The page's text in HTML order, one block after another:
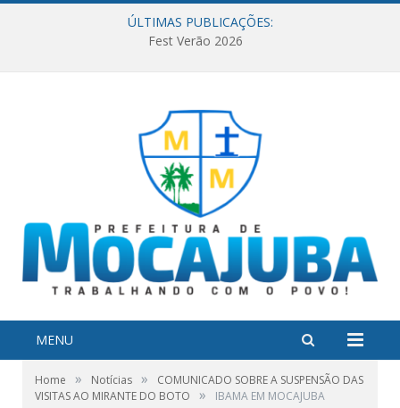
ÚLTIMAS PUBLICAÇÕES:
Fest Verão 2026
MENU
Home » Notícias »
COMUNICADO SOBRE A SUSPENSÃO DAS
VISITAS AO MIRANTE DO BOTO
» IBAMA EM MOCAJUBA